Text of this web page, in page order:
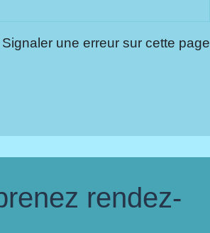
Signaler une erreur sur cette page
rendez-